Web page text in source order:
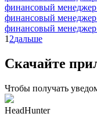
финансовый
финансовый
финансовый менеджер
1 2дальше
Скачайте
Чтобы получать
HeadHunter